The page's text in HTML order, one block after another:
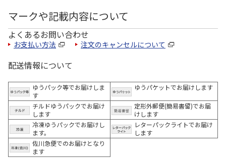
マークや記載内容について
よくあるお問い合わせ
お支払い方法 注文のキャンセルについて
配送情報について
ゆうパック等でお届けしま
す
ゆうパケットでお届けします
チルドゆうパックでお届け
します
定形外郵便(簡易書留)でお届
けします
冷凍ゆうパックでお届けし
ます。
レターパックライトでお届け
します
佐川急便でのお届けとなり
ます